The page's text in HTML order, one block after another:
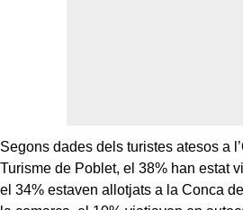
Segons dades dels turistes atesos a
Turisme de Poblet, el 38% han estat
el 34% estaven allotjats a la Conca